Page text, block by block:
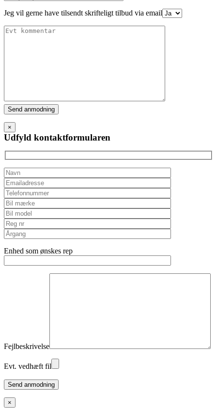
Jeg vil gerne have tilsendt skrifteligt tilbud via email
Please
leave
this
field
empty.
×
Udfyld kontaktformularen
Enhed som ønskes rep
Fejlbeskrivelse
Evt. vedhæft fil
Please
leave
this
×